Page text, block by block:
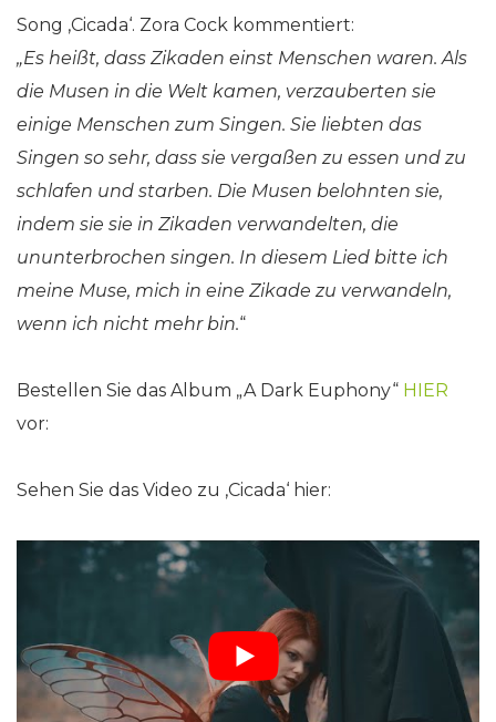
Song ‚Cicada‘. Zora Cock kommentiert:
„Es heißt, dass Zikaden einst Menschen waren. Als
die Musen in die Welt kamen, verzauberten sie
einige Menschen zum Singen. Sie liebten das
Singen so sehr, dass sie vergaßen zu essen und zu
schlafen und starben. Die Musen belohnten sie,
indem sie sie in Zikaden verwandelten, die
ununterbrochen singen. In diesem Lied bitte ich
meine Muse, mich in eine Zikade zu verwandeln,
wenn ich nicht mehr bin.“
Bestellen Sie das Album „A Dark Euphony“ HIER
vor:
Sehen Sie das Video zu ‚Cicada‘ hier: